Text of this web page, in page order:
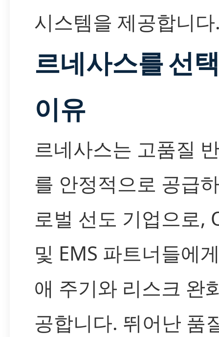
시스템을 제공합니
르네사스를 선
이유
르네사스는 고품질
를 안정적으로 공급
로벌 선도 기업으로,
및 EMS 파트너들에
애 주기와 리스크 완
공합니다. 뛰어난 품